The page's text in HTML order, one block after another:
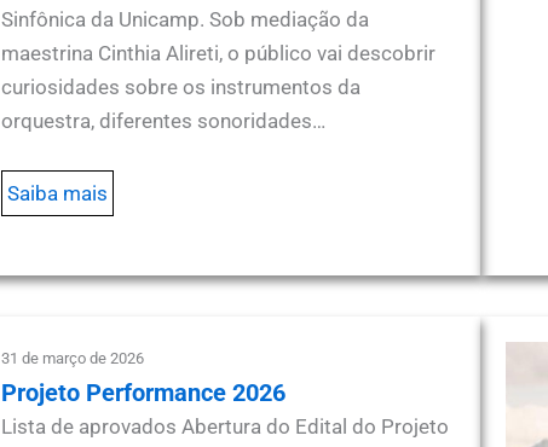
Sinfônica da Unicamp. Sob mediação da
maestrina Cinthia Alireti, o público vai descobrir
curiosidades sobre os instrumentos da
orquestra, diferentes sonoridades…
Saiba mais
31 de março de 2026
Projeto Performance 2026
Lista de aprovados Abertura do Edital do Projeto